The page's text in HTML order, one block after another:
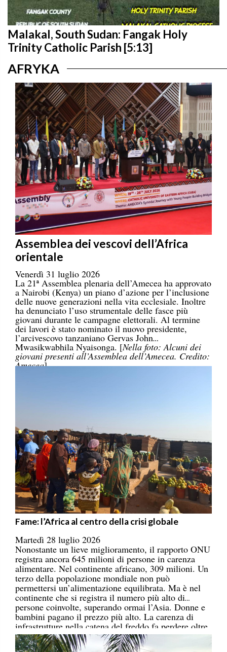
Malakal, South Sudan: Fangak Holy
Trinity Catholic Parish [5:13]
AFRYKA
Assemblea dei vescovi dell’Africa
orientale
Venerdì 31 luglio 2026
La 21ª Assemblea plenaria dell’Amecea ha approvato
a Nairobi (Kenya) un piano d’azione per l’inclusione
delle nuove generazioni nella vita ecclesiale. Inoltre
ha denunciato l’uso strumentale delle fasce più
giovani durante le campagne elettorali. Al termine
dei lavori è stato nominato il nuovo presidente,
l’arcivescovo tanzaniano Gervas John
Mwasikwabhila Nyaisonga. [Nella foto: Alcuni dei
giovani presenti all’Assemblea dell’Amecea. Credito:
Amecea]
Fame: l’Africa al centro della crisi globale
Martedì 28 luglio 2026
Nonostante un lieve miglioramento, il rapporto ONU
registra ancora 645 milioni di persone in carenza
alimentare. Nel continente africano, 309 milioni. Un
terzo della popolazione mondiale non può
permettersi un’alimentazione equilibrata. Ma è nel
continente che si registra il numero più alto di
persone coinvolte, superando ormai l’Asia. Donne e
bambini pagano il prezzo più alto. La carenza di
infrastrutture nella catena del freddo fa perdere oltre
un terzo della produzione di frutta, verdura, pesce e
latticini.